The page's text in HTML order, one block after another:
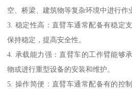
空、桥梁、建筑物等复杂环境中进行作
3. 稳定性高：直臂车通常配备有稳定
保持稳定，提高安全性。
4. 承载能力强：直臂车的工作臂能够
物或进行重型设备的安装和维护。
5. 操作简便：直臂车通常配备有的控